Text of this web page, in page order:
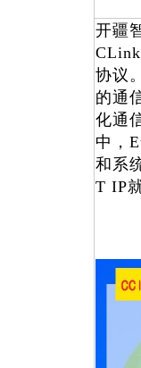
开疆
协议
的通
化通
中，
和系
T IP